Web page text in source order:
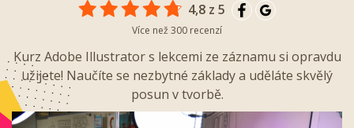
4,8 z 5
Více než 300 recenzí
Kurz Adobe Illustrator s lekcemi ze záznamu si opravdu
užijete! Naučíte se nezbytné základy a uděláte skvělý
posun v tvorbě.